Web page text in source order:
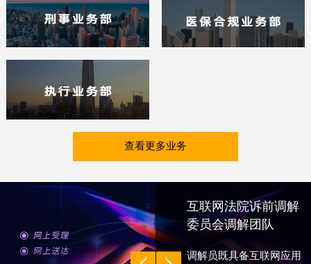
查看更多业务
天霜金融纠纷调解中
心
依托天霜律师事务所成立